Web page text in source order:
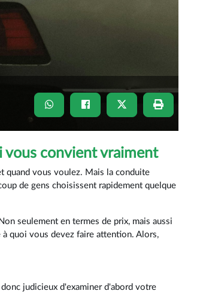
vous convient vraiment
quand vous voulez. Mais la conduite
de gens choisissent rapidement quelque
seulement en termes de prix, mais aussi
quoi vous devez faire attention. Alors,
judicieux d'examiner d'abord votre